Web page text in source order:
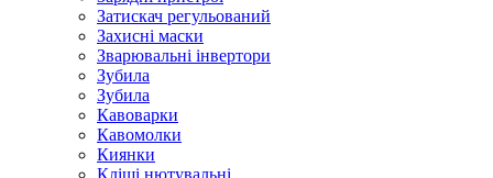
Затискач регульований
Захисні маски
Зварювальні інвертори
Зубила
Зубила
Кавоварки
Кавомолки
Киянки
Кліщі нютувальні